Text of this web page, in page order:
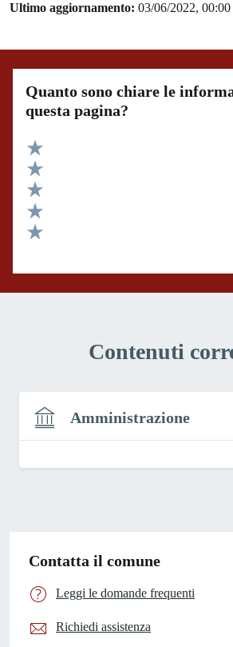
Ultimo aggiornamento: 03/06/2022, 00:00
Quanto sono chiare le
questa pagina?
Valuta 5 stelle su 5
Valuta 4 stelle su 5
Valuta 3 stelle su 5
Valuta 2 stelle su 5
Contenuti
Amministrazione
Contatta il comune
Leggi le domande frequenti
Richiedi assistenza